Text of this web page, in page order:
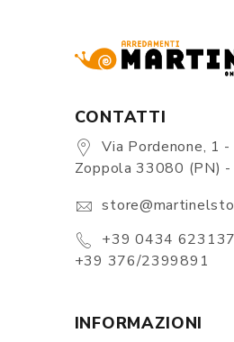
CONTATTI
Via Pordenone, 1 -
Zoppola 33080 (PN)
+39 0434 623137
+39 376/2399891
INFORMAZIONI